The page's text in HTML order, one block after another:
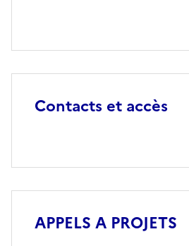
Contacts et accès
APPELS A PROJETS